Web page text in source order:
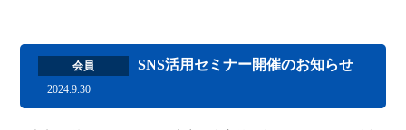
会員 SNS活用セミナー開催のお知らせ
2024.9.30